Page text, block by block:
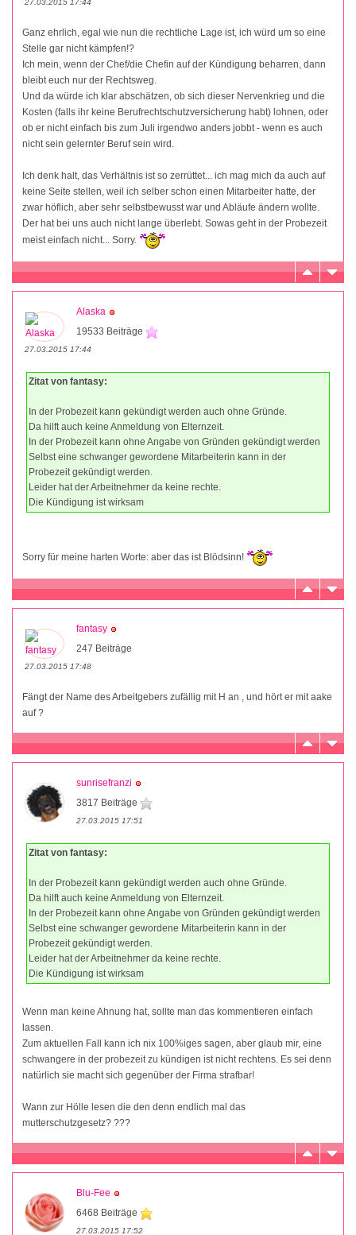
27.03.2015 17:44
Ganz ehrlich, egal wie nun die rechtliche Lage ist, ich würd um so eine
Stelle gar nicht kämpfen!?
Ich mein, wenn der Chef/die Chefin auf der Kündigung beharren, dann
bleibt euch nur der Rechtsweg.
Und da würde ich klar abschätzen, ob sich dieser Nervenkrieg und die
Kosten (falls ihr keine Berufrechtschutzversicherung habt) lohnen, oder
ob er nicht einfach bis zum Juli irgendwo anders jobbt - wenn es auch
nicht sein gelernter Beruf sein wird.
Ich denk halt, das Verhältnis ist so zerrüttet... ich mag mich da auch auf
keine Seite stellen, weil ich selber schon einen Mitarbeiter hatte, der
zwar höflich, aber sehr selbstbewusst war und Abläufe ändern wollte.
Der hat bei uns auch nicht lange überlebt. Sowas geht in der Probezeit
meist einfach nicht... Sorry.
Alaska
19533 Beiträge
27.03.2015 17:44
Zitat von fantasy:
In der Probezeit kann gekündigt werden auch ohne Gründe.
Da hilft auch keine Anmeldung von Elternzeit.
In der Probezeit kann ohne Angabe von Gründen gekündigt werden
Selbst eine schwanger gewordene Mitarbeiterin kann in der
Probezeit gekündigt werden.
Leider hat der Arbeitnehmer da keine rechte.
Die Kündigung ist wirksam
Sorry für meine harten Worte: aber das ist Blödsinn!
fantasy
247 Beiträge
27.03.2015 17:48
Fängt der Name des Arbeitgebers zufällig mit H an , und hört er mit aake
auf ?
sunrisefranzi
3817 Beiträge
27.03.2015 17:51
Zitat von fantasy:
In der Probezeit kann gekündigt werden auch ohne Gründe.
Da hilft auch keine Anmeldung von Elternzeit.
In der Probezeit kann ohne Angabe von Gründen gekündigt werden
Selbst eine schwanger gewordene Mitarbeiterin kann in der
Probezeit gekündigt werden.
Leider hat der Arbeitnehmer da keine rechte.
Die Kündigung ist wirksam
Wenn man keine Ahnung hat, sollte man das kommentieren einfach
lassen.
Zum aktuellen Fall kann ich nix 100%iges sagen, aber glaub mir, eine
schwangere in der probezeit zu kündigen ist nicht rechtens. Es sei denn
natürlich sie macht sich gegenüber der Firma strafbar!
Wann zur Hölle lesen die den denn endlich mal das
mutterschutzgesetz? ???
Blu-Fee
6468 Beiträge
27.03.2015 17:52